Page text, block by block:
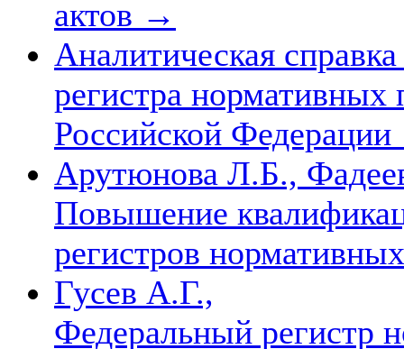
актов →
Аналитическая
регистра нормативных
Российской Федерации
Арутюнова Л.Б.,
Повышение
регистров
Гусев А.Г.,
Федеральный регистр